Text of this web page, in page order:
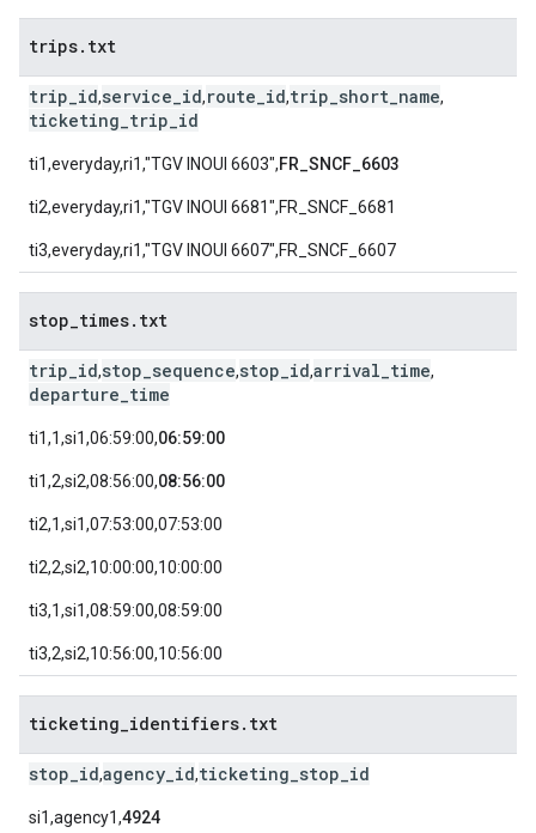
trips. txt
trip_id,service_id,route_id,trip_short_name,
ticketing_trip_id
ti1,everyday,ri1,"TGV INOUI 6603",FR_SNCF_6603
ti2,everyday,ri1,"TGV INOUI 6681",FR_SNCF_6681
ti3,everyday,ri1,"TGV INOUI 6607",FR_SNCF_6607
stop times. txt
trip_id,stop_sequence,stop_id,arrival_time,
departure_time
ti1,1,si1,06:59:00,06:59:00
ti1,2,si2,08:56:00,08:56:00
ti2,1,si1,07:53:00,07:53:00
ti2,2,si2,10:00:00,10:00:00
ti3,1,si1,08:59:00,08:59:00
ti3,2,si2,10:56:00,10:56:00
ticketing identifiers. txt
stop_id,agency_id,ticketing_stop_id
si1,agency1,4924